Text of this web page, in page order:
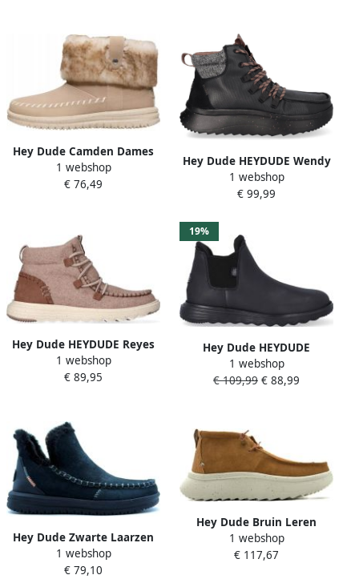
Hey Dude Camden Dames
Enkellaarzen Blush
Synthetisch Suède Flex &
1 webshop
€ 76,49
Hey Dude HEYDUDE Wendy
Peak Apres Coated Canvas
Dames Boots Black Black
1 webshop
€ 99,99
Hey Dude HEYDUDE Reyes
Wool Dames Boots Mauve
1 webshop
€ 89,95
19%
Hey Dude HEYDUDE
Branson Craft Leather
Dames Boots Black Black
1 webshop
€ 109,99 € 88,99
Hey Dude Zwarte Laarzen
Camden Collectie 2024 2025
Black Dames
1 webshop
€ 79,10
Hey Dude Bruin Leren
Platte Schoenen Brown
Dames
1 webshop
€ 117,67